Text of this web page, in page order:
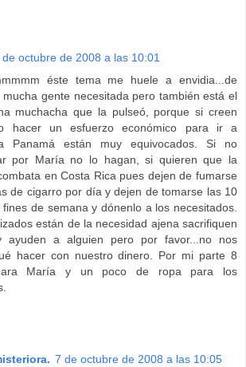
de octubre de 2008 a las 10:01
éste tema me huele a envidia...de
gente necesitada pero también está el
muchacha que la pulseó, porque si creen
hacer un esfuerzo económico para ir a
Panamá están muy equivocados. Si no
por María no lo hagan, si quieren que la
en Costa Rica pues dejen de fumarse
de cigarro por día y dejen de tomarse las 10
de semana y dónenlo a los necesitados.
están de la necesidad ajena sacrifiquen
ayuden a alguien pero por favor...no nos
hacer con nuestro dinero. Por mi parte 8
María y un poco de ropa para los
7 de octubre de 2008 a las 10:05